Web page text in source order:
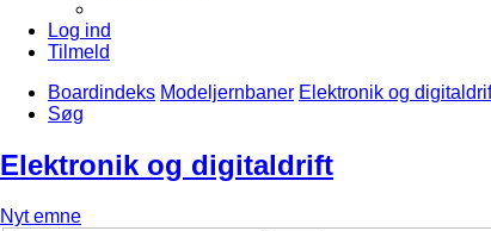
Log ind
Tilmeld
Boardindeks Modeljernbaner Elektronik og
Søg
Elektronik og digitaldrift
Nyt emne